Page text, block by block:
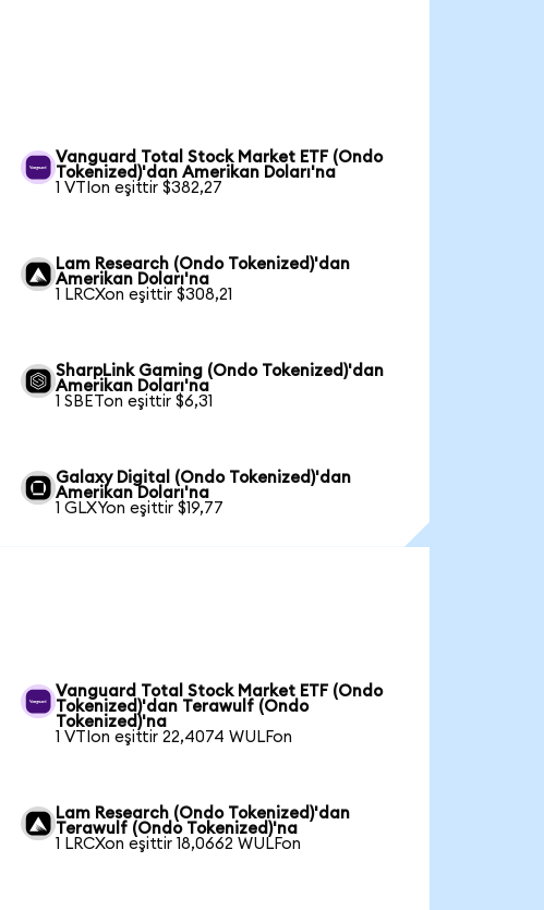
Vanguard Total Stock Market ETF (Ondo
Tokenized)'dan Amerikan Doları'na
1 VTIon eşittir $382,27
Lam Research (Ondo Tokenized)'dan
Amerikan Doları'na
1 LRCXon eşittir $308,21
SharpLink Gaming (Ondo Tokenized)'dan
Amerikan Doları'na
1 SBETon eşittir $6,31
Galaxy Digital (Ondo Tokenized)'dan
Amerikan Doları'na
1 GLXYon eşittir $19,77
Vanguard Total Stock Market ETF (Ondo
Tokenized)'dan Terawulf (Ondo
Tokenized)'na
1 VTIon eşittir 22,4074 WULFon
Lam Research (Ondo Tokenized)'dan
Terawulf (Ondo Tokenized)'na
1 LRCXon eşittir 18,0662 WULFon